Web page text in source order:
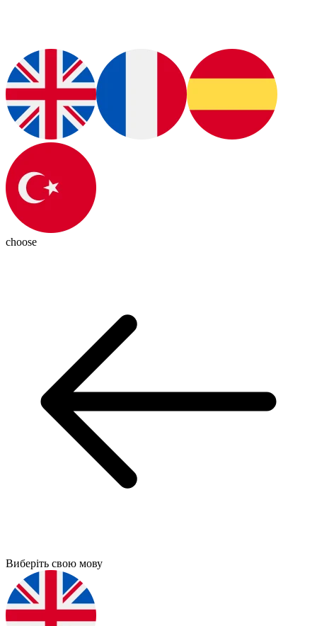
choose
Виберіть свою мову